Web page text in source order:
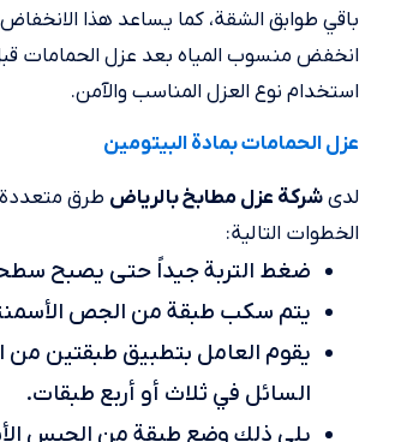
انخفض منسوب المياه بعد عزل الحمامات
استخدام نوع العزل المناسب والآمن.
عزل الحمامات بمادة البيتومين
لدىشركة عزل مطابخ بالرياض طرق متعددة
الخطوات التالية:
ضغط التربة جيداً حتى يصبح
يتم سكب طبقة من الجص
السائل في ثلاث أو أربع طبقات.
يلي ذلك وضع طبقة من الجبس